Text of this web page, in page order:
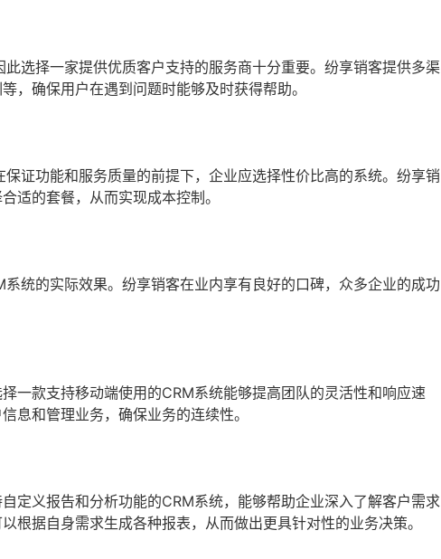
选择一家提供优质客户支持的服务商十分重要。纷享销客提供多渠
，确保用户在遇到问题时能够及时获得帮助。
证功能和服务质量的前提下，企业应选择性价比高的系统。纷享销
适的套餐，从而实现成本控制。
统的实际效果。纷享销客在业内享有良好的口碑，众多企业的成功
一款支持移动端使用的CRM系统能够提高团队的灵活性和响应速
息和管理业务，确保业务的连续性。
定义报告和分析功能的CRM系统，能够帮助企业深入了解客户需求
根据自身需求生成各种报表，从而做出更具针对性的业务决策。